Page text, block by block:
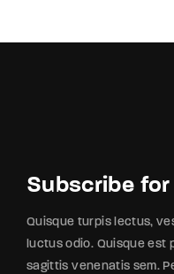
Subscribe
Quisque turpis lectus,
luctus odio. Quisque est
sagittis venenatis sem.